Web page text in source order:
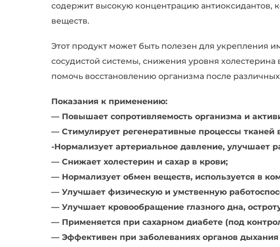
содержит высокую концентрацию антиоксидантов,
веществ.
Этот продукт может быть полезен для укрепления
сосудистой системы, снижения уровня
помочь восстановлению организма после
Показания к применению:
— Повышает сопротивляемость организма и
— Стимулирует регенеративные процессы тканей
-Нормализует артериальное давление, улучшает
— Снижает холестерин и сахар в крови;
— Нормализует обмен веществ, используется в
— Улучшает физическую и умственную
— Улучшает кровообращение глазного дна,
— Применяется при сахарном диабете (под
— Эффективен при заболеваниях органов